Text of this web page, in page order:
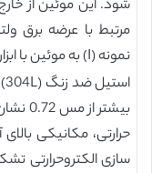
نمونه (I) به موئین با ابزار پمپ کرمکی تغذیه می شود(J).
سازی الکتروحرارتی